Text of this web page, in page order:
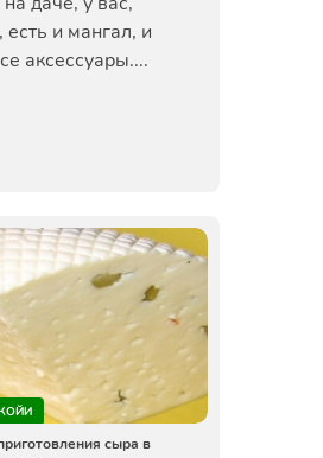
есть и мангал, и
аксессуары....
сыра в